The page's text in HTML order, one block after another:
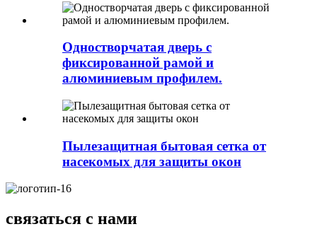
Одностворчатая дверь с
фиксированной рамой и
алюминиевым профилем.
Пылезащитная бытовая сетка от
насекомых для защиты окон
связаться с нами